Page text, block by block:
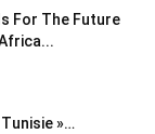
For The Future
»…